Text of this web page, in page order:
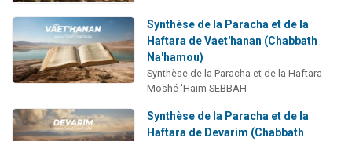
Synthèse de la Paracha et de la
Haftara de Vaet'hanan (Chabbath
Na'hamou)
Synthèse de la Paracha et de la Haftara
Moshé 'Haïm SEBBAH
Synthèse de la Paracha et de la
Haftara de Devarim (Chabbath